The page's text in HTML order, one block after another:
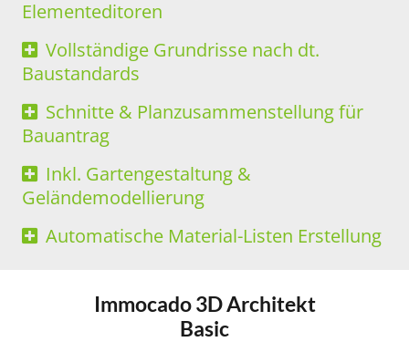
Elementeditoren
Vollständige Grundrisse nach dt.
Baustandards
Schnitte & Planzusammenstellung für
Bauantrag
Inkl. Gartengestaltung &
Geländemodellierung
Automatische Material-Listen Erstellung
Immocado 3D Architekt
Basic